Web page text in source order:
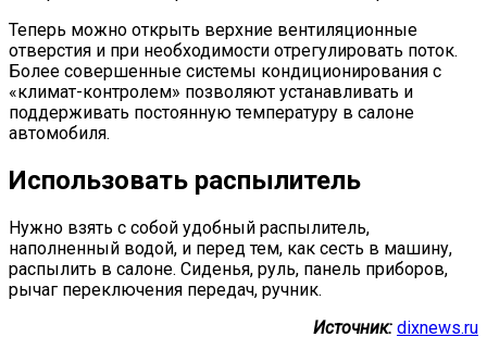
Теперь можно открыть верхние вентиляционные
отверстия и при необходимости отрегулировать поток.
Более совершенные системы кондиционирования с
«климат-контролем» позволяют устанавливать и
поддерживать постоянную температуру в салоне
автомобиля.
Использовать распылитель
Нужно взять с собой удобный распылитель,
наполненный водой, и перед тем, как сесть в машину,
распылить в салоне. Сиденья, руль, панель приборов,
рычаг переключения передач, ручник.
Источник: dixnews.ru